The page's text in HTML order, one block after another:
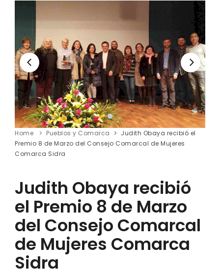
Home Pueblos y Comarca
Judith Obaya recibió el
Premio 8 de Marzo del Consejo Comarcal de Mujeres
Comarca Sidra
Judith Obaya recibió
el Premio 8 de Marzo
del Consejo Comarcal
de Mujeres Comarca
Sidra